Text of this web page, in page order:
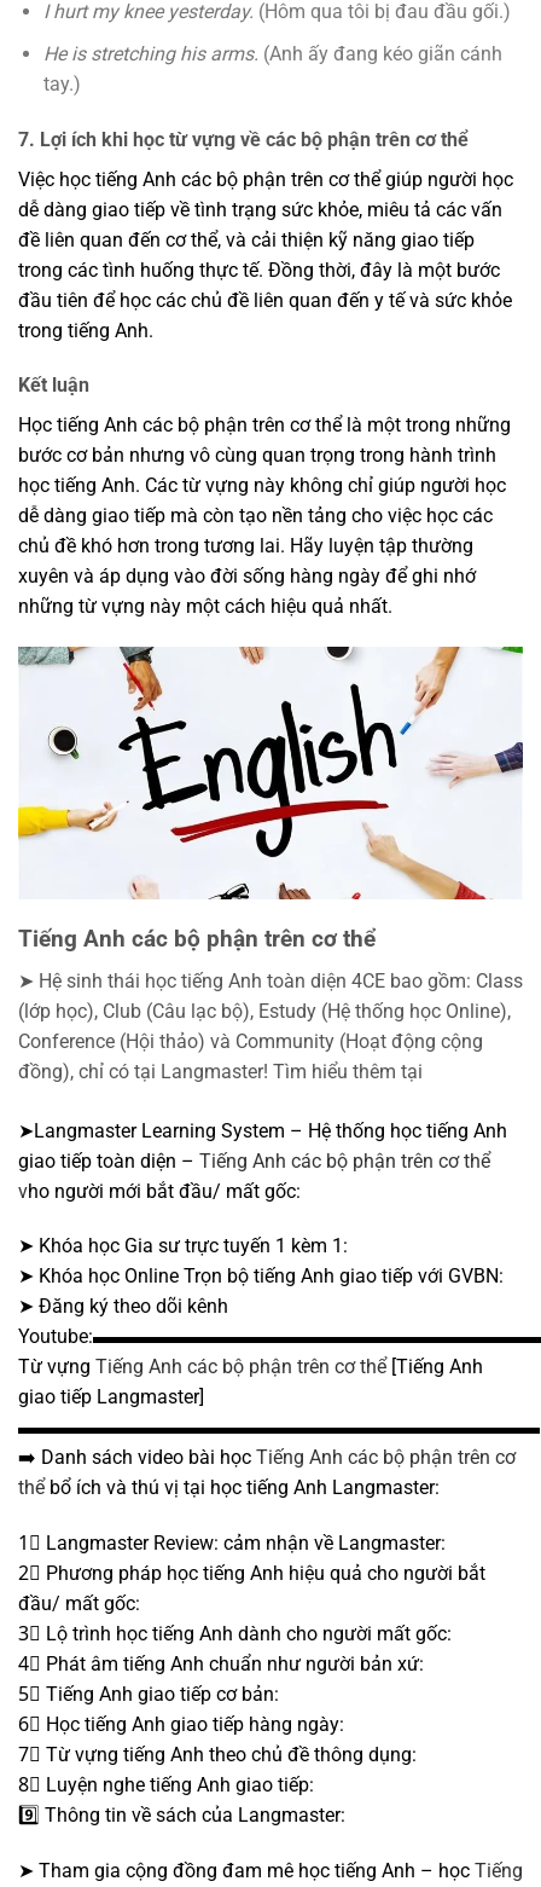
I hurt my knee yesterday. (Hôm qua tôi bị đau đầu gối.)
He is stretching his arms. (Anh ấy đang kéo giãn cánh
tay.)
7. Lợi ích khi học từ vựng về các bộ phận trên cơ thể
Việc học tiếng Anh các bộ phận trên cơ thể giúp người học
dễ dàng giao tiếp về tình trạng sức khỏe, miêu tả các vấn
đề liên quan đến cơ thể, và cải thiện kỹ năng giao tiếp
trong các tình huống thực tế. Đồng thời, đây là một bước
đầu tiên để học các chủ đề liên quan đến y tế và sức khỏe
trong tiếng Anh.
Kết luận
Học tiếng Anh các bộ phận trên cơ thể là một trong những
bước cơ bản nhưng vô cùng quan trọng trong hành trình
học tiếng Anh. Các từ vựng này không chỉ giúp người học
dễ dàng giao tiếp mà còn tạo nền tảng cho việc học các
chủ đề khó hơn trong tương lai. Hãy luyện tập thường
xuyên và áp dụng vào đời sống hàng ngày để ghi nhớ
những từ vựng này một cách hiệu quả nhất.
Tiếng Anh các bộ phận trên cơ thể
➤ Hệ sinh thái học tiếng Anh toàn diện 4CE bao gồm: Class
(lớp học), Club (Câu lạc bộ), Estudy (Hệ thống học Online),
Conference (Hội thảo) và Community (Hoạt động cộng
đồng), chỉ có tại Langmaster! Tìm hiểu thêm tại
➤Langmaster Learning System – Hệ thống học tiếng Anh
giao tiếp toàn diện – Tiếng Anh các bộ phận trên cơ thể
vho người mới bắt đầu/ mất gốc:
➤ Khóa học Gia sư trực tuyến 1 kèm 1:
➤ Khóa học Online Trọn bộ tiếng Anh giao tiếp với GVBN:
➤ Đăng ký theo dõi kênh
Từ vựng Tiếng Anh các bộ phận trên cơ thể [Tiếng Anh
giao tiếp Langmaster]
▬▬▬▬▬▬▬▬▬▬▬▬▬▬▬▬▬▬▬▬▬▬▬▬▬▬▬
➡️ Danh sách video bài học Tiếng Anh các bộ phận trên cơ
thể bổ ích và thú vị tại học tiếng Anh Langmaster:
1⃣ Langmaster Review: cảm nhận về Langmaster:
2⃣ Phương pháp học tiếng Anh hiệu quả cho người bắt
đầu/ mất gốc:
3⃣ Lộ trình học tiếng Anh dành cho người mất gốc:
4⃣ Phát âm tiếng Anh chuẩn như người bản xứ:
5⃣ Tiếng Anh giao tiếp cơ bản:
6⃣ Học tiếng Anh giao tiếp hàng ngày:
7⃣ Từ vựng tiếng Anh theo chủ đề thông dụng:
8⃣ Luyện nghe tiếng Anh giao tiếp:
9️⃣ Thông tin về sách của Langmaster:
➤ Tham gia cộng đồng đam mê học tiếng Anh – học Tiếng